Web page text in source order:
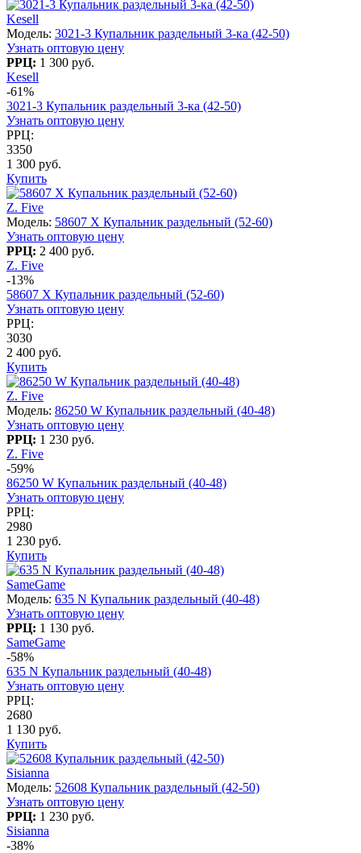
Kesell
Модель: 3021-3 Купальник раздельный 3-ка (42-50)
Узнать оптовую цену
РРЦ: 1 300 руб.
Kesell
-61%
3021-3 Купальник раздельный 3-ка (42-50)
Узнать оптовую цену
РРЦ:
3350
1 300 руб.
Купить
Z. Five
Модель: 58607 X Купальник раздельный (52-60)
Узнать оптовую цену
РРЦ: 2 400 руб.
Z. Five
-13%
58607 X Купальник раздельный (52-60)
Узнать оптовую цену
РРЦ:
3030
2 400 руб.
Купить
Z. Five
Модель: 86250 W Купальник раздельный (40-48)
Узнать оптовую цену
РРЦ: 1 230 руб.
Z. Five
-59%
86250 W Купальник раздельный (40-48)
Узнать оптовую цену
РРЦ:
2980
1 230 руб.
Купить
SameGame
Модель: 635 N Купальник раздельный (40-48)
Узнать оптовую цену
РРЦ: 1 130 руб.
SameGame
-58%
635 N Купальник раздельный (40-48)
Узнать оптовую цену
РРЦ:
2680
1 130 руб.
Купить
Sisianna
Модель: 52608 Купальник раздельный (42-50)
Узнать оптовую цену
РРЦ: 1 230 руб.
Sisianna
-38%